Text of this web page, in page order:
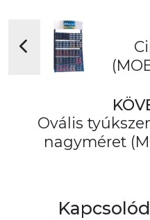
Ovális
nagyméret